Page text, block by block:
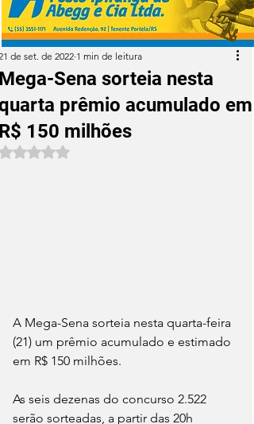
Sena sorteia nesta
prêmio acumulado em
150 milhões
de set. de 2022 1 min de leitura
Avaliado com NaN de 5 estrelas.
A Mega-Sena sorteia nesta quarta-feira
(21) um prêmio acumulado e estimado
em R$ 150 milhões.
As seis dezenas do concurso 2.522
serão sorteadas, a partir das 20h